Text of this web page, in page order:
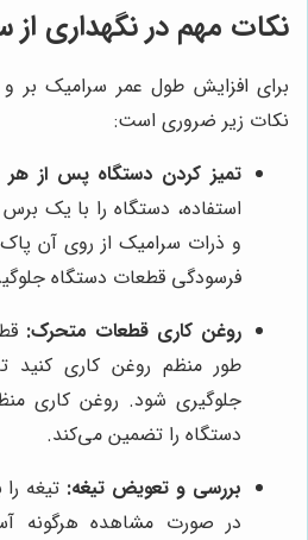
نکات مهم در نگهداری از
برای افزایش طول عمر سرامیک بر
نکات زیر ضروری است:
تمیز کردن دستگاه پس از هر
استفاده، دستگاه را با یک برس
و ذرات سرامیک از روی آن
فرسودگی قطعات دستگاه
روغن کاری قطعات متحرک:
طور منظم روغن کاری
جلوگیری شود. روغن کاری
دستگاه را تضمین می‌کند.
بررسی و تعویض تیغه: تیغه
در صورت مشاهده هرگونه